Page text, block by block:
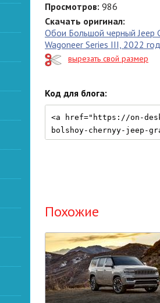
Просмотров: 986
Скачать оригинал:
Обои Большой черный Jeep
Wagoneer Series III, 2022
вырезать свой размер
Код для блога:
Похожие